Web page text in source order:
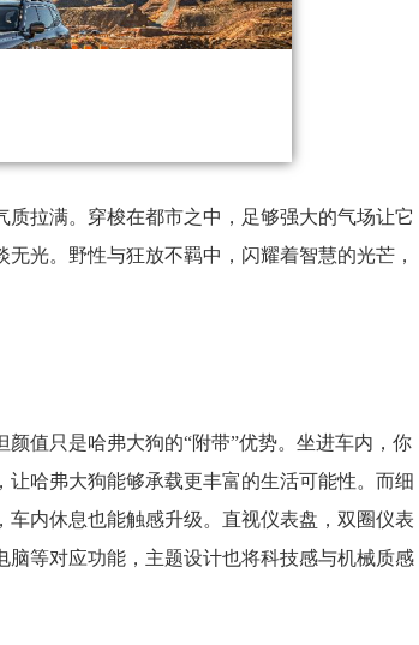
拉满。穿梭在都市之中，足够强大的气场让它
光。野性与狂放不羁中，闪耀着智慧的光芒，
值只是哈弗大狗的“附带”优势。坐进车内，你
哈弗大狗能够承载更丰富的生活可能性。而细
内休息也能触感升级。直视仪表盘，双圈仪表
等对应功能，主题设计也将科技感与机械质感